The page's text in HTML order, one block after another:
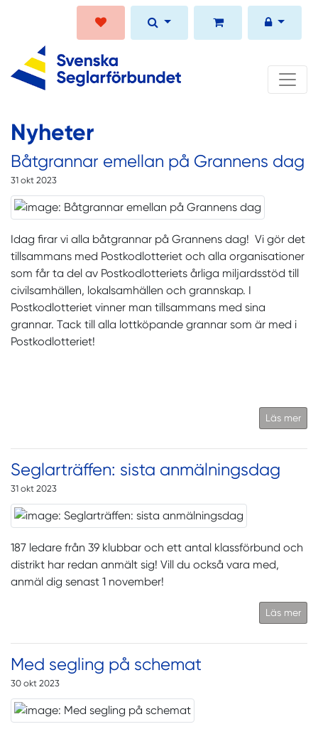
Nyheter
Båtgrannar emellan på Grannens dag
31 okt 2023
Idag firar vi alla båtgrannar på Grannens dag! Vi gör det
tillsammans med Postkodlotteriet och alla organisationer
som får ta del av Postkodlotteriets årliga miljardsstöd till
civilsamhällen, lokalsamhällen och grannskap. I
Postkodlotteriet vinner man tillsammans med sina
grannar. Tack till alla lottköpande grannar som är med i
Postkodlotteriet!
Läs mer
Seglarträffen: sista anmälningsdag
31 okt 2023
187 ledare från 39 klubbar och ett antal klassförbund och
distrikt har redan anmält sig! Vill du också vara med,
anmäl dig senast 1 november!
Läs mer
Med segling på schemat
30 okt 2023